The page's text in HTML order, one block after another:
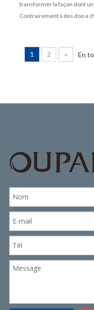
transformer la façon dont
Contrairement à des doo à
1 2 » En